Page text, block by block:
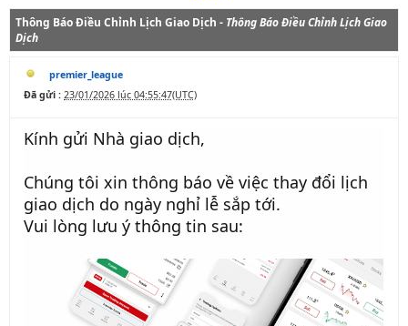
Thông Báo Điều Chỉnh Lịch Giao Dịch - Thông Báo Điều Chỉnh Lịch Giao
Dịch
premier_league
Đã gửi : 23/01/2026 lúc 04:55:47(UTC)
Kính gửi Nhà giao dịch,
Chúng tôi xin thông báo về việc thay đổi lịch
giao dịch do ngày nghỉ lễ sắp tới.
Vui lòng lưu ý thông tin sau: